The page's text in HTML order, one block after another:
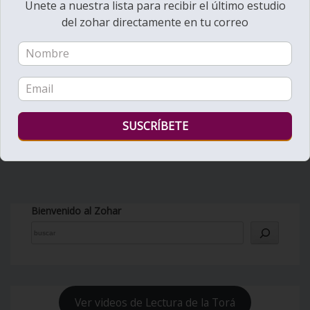
Bienvenido al Zohar
Ver videos de Lectura de la Torá
Unete a nuestra lista para recibir el último estudio
del zohar directamente en tu correo